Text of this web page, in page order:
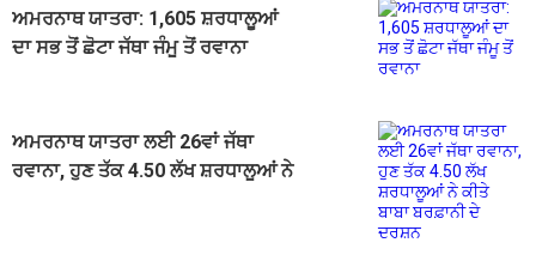
ਅਮਰਨਾਥ ਯਾਤਰਾ: 1,605 ਸ਼ਰਧਾਲੂਆਂ
ਦਾ ਸਭ ਤੋਂ ਛੋਟਾ ਜੱਥਾ ਜੰਮੂ ਤੋਂ ਰਵਾਨਾ
ਅਮਰਨਾਥ ਯਾਤਰਾ ਲਈ 26ਵਾਂ ਜੱਥਾ
ਰਵਾਨਾ, ਹੁਣ ਤੱਕ 4.50 ਲੱਖ ਸ਼ਰਧਾਲੂਆਂ ਨੇ